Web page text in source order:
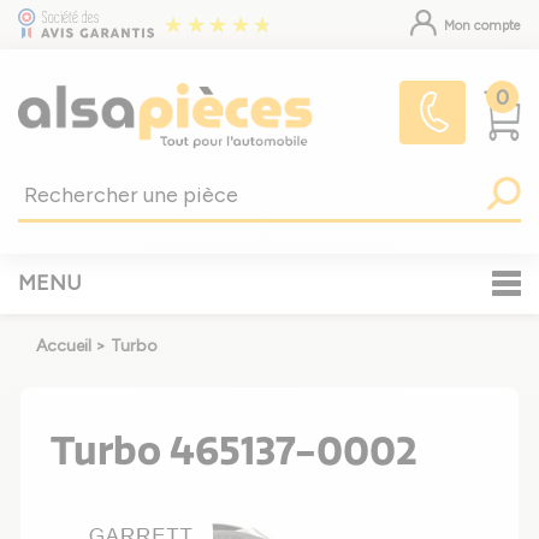
Mon compte
0
MENU
Accueil > Turbo
Turbo 465137-0002